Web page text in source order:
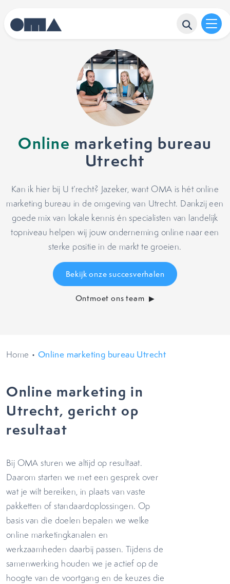
Online marketing bureau
Utrecht
Kan ik hier bij U t’recht? Jazeker, want OMA is hét online
marketing bureau in de omgeving van Utrecht. Dankzij een
goede mix van lokale kennis én specialisten van landelijk
topniveau helpen wij jouw onderneming online naar een
sterke positie in de markt te groeien.
Bekijk onze succesverhalen
Ontmoet ons team
Home • Online marketing bureau Utrecht
Online marketing in
Utrecht, gericht op
resultaat
Bij OMA sturen we altijd op resultaat.
Daarom starten we met een gesprek over
wat je wilt bereiken, in plaats van vaste
pakketten of standaardoplossingen. Op
basis van die doelen bepalen we welke
online marketingkanalen en
werkzaamheden daarbij passen. Tijdens de
samenwerking houden we je actief op de
hoogte van de voortgang en de keuzes die